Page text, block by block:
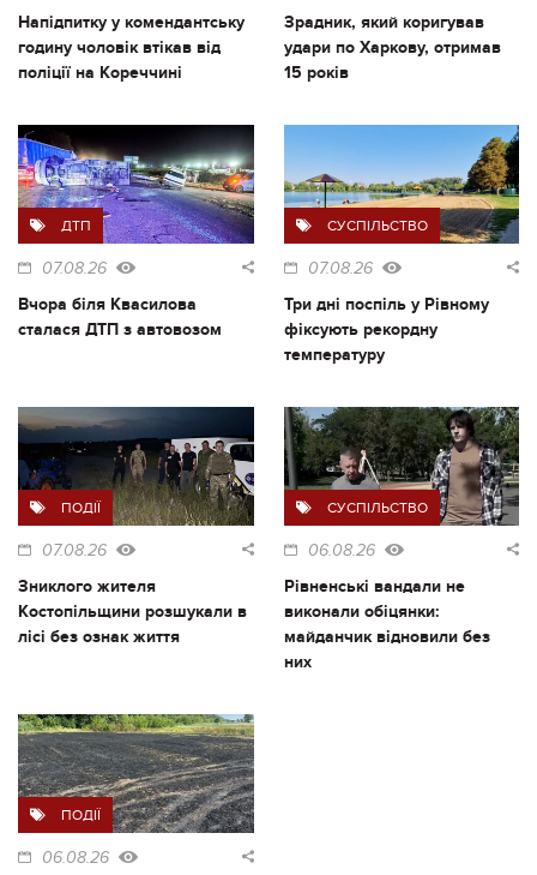
Напідпитку у комендантську
годину чоловік втікав від
поліції на Кореччині
Зрадник, який коригував
удари по Харкову, отримав
15 років
ДТП
07.08.26
Вчора біля Квасилова
сталася ДТП з автовозом
СУСПІЛЬСТВО
07.08.26
Три дні поспіль у Рівному
фіксують рекордну
температуру
ПОДІЇ
07.08.26
Зниклого жителя
Костопільщини розшукали в
лісі без ознак життя
СУСПІЛЬСТВО
06.08.26
Рівненські вандали не
виконали обіцянки:
майданчик відновили без
них
ПОДІЇ
06.08.26